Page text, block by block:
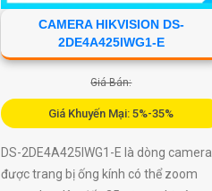
CAMERA HIKVISION DS-
2DE4A425IWG1-E
Giá Bán:
Giá Khuyến Mại: 5%-35%
DS-2DE4A425IWG1-E là dòng camera
được trang bị ống kính có thể zoom